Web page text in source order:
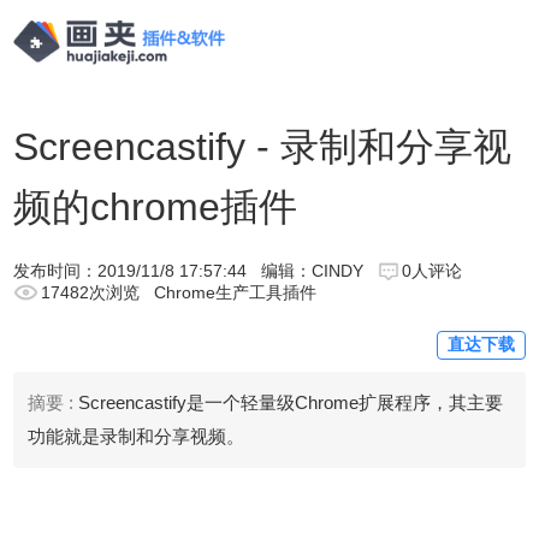
Screencastify - 录制和分享视
频的chrome插件
发布时间： 2019/11/8 17:57:44 编辑：CINDY
0人评论
17482次浏览
Chrome生产工具插件
直达下载
摘要 : Screencastify是一个轻量级Chrome扩展程序，其主要
功能就是录制和分享视频。